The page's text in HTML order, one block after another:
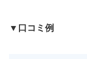
▼口コミ例